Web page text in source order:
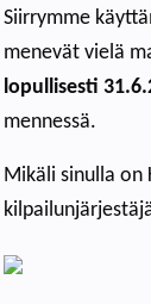
Siirrymme
menevät vielä
lopullisesti
mennessä.
Mikäli sinulla on